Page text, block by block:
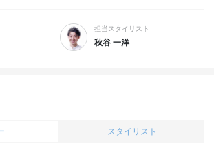
担当スタイリスト
秋谷 一洋
スタイリスト